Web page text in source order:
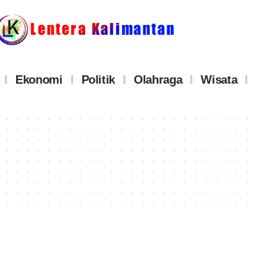
Ekonomi Politik Olahraga Wisata